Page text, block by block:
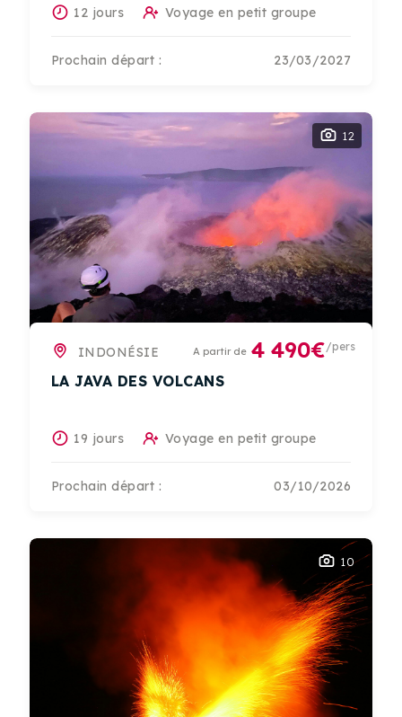
12 jours Voyage en petit groupe
Prochain départ : 23/03/2027
12
INDONÉSIE A partir de 4 490€/pers
LA JAVA DES VOLCANS
19 jours Voyage en petit groupe
Prochain départ : 03/10/2026
10